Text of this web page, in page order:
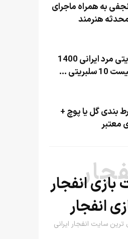
به همراه ماجرای
هنرمند
جذاب ترین سلبریتی مرد ایرانی 1400
...
بندی گل یا پوچ +
معتبر
بازی انفجار
انفجار
سایت انفجار ایرانی